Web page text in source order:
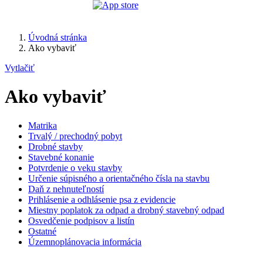
Úvodná stránka
Ako vybaviť
Vytlačiť
Ako vybaviť
Matrika
Trvalý / prechodný pobyt
Drobné stavby
Stavebné konanie
Potvrdenie o veku stavby
Určenie súpisného a orientačného čísla na stavbu
Daň z nehnuteľností
Prihlásenie a odhlásenie psa z evidencie
Miestny poplatok za odpad a drobný stavebný odpad
Osvedčenie podpisov a listín
Ostatné
Územnoplánovacia informácia